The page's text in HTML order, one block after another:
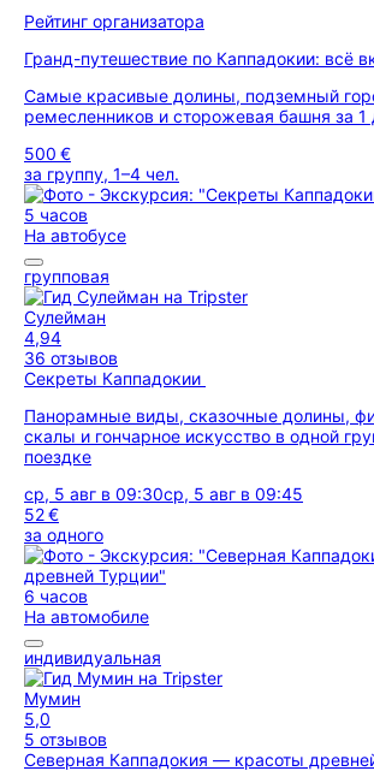
Рейтинг организатора
Гранд-путешествие по Каппадокии: всё
Самые красивые долины, подземный
ремесленников и сторожевая башня за 1
500 €
за группу, 1–4 чел.
5 часов
На автобусе
групповая
Сулейман
4,94
36 отзывов
Секреты Каппадокии
Панорамные виды, сказочные долины,
скалы и гончарное искусство в одной
поездке
ср, 5 авг в 09:30ср, 5 авг в 09:45
52 €
за одного
6 часов
На автомобиле
индивидуальная
Мумин
5,0
5 отзывов
Северная Каппадокия — красоты